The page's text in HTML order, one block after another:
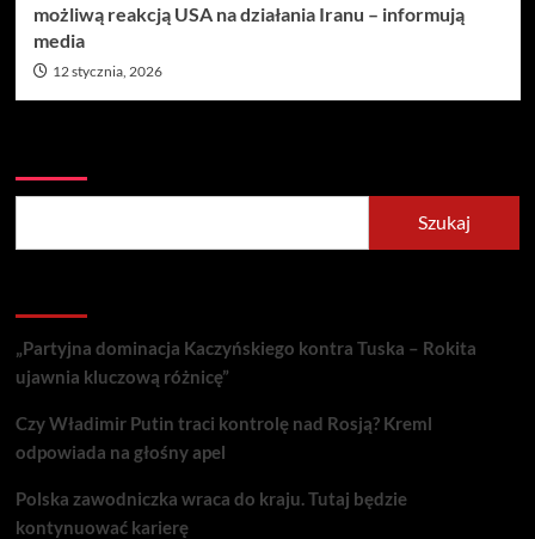
możliwą reakcją USA na działania Iranu – informują
media
12 stycznia, 2026
Szukaj
„Partyjna dominacja Kaczyńskiego kontra Tuska – Rokita
ujawnia kluczową różnicę”
Czy Władimir Putin traci kontrolę nad Rosją? Kreml
odpowiada na głośny apel
Polska zawodniczka wraca do kraju. Tutaj będzie
kontynuować karierę